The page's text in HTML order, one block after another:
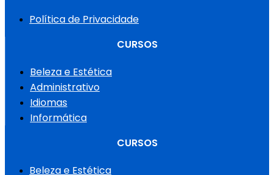
Política de Privacidade
CURSOS
Beleza e Estética
Administrativo
Idiomas
Informática
CURSOS
Beleza e Estética